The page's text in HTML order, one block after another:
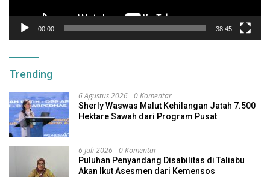
00:00 38:45
Trending
6 Agustus 2026 0 Komentar
Sherly Waswas Malut Kehilangan Jatah 7.500
Hektare Sawah dari Program Pusat
6 Juli 2026 0 Komentar
Puluhan Penyandang Disabilitas di Taliabu
Akan Ikut Asesmen dari Kemensos